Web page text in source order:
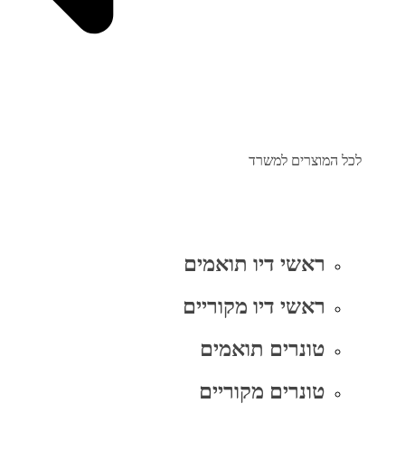
לכל המוצרים למשרד
ראשי דיו תואמים
ראשי דיו מקוריים
טונרים תואמים
טונרים מקוריים